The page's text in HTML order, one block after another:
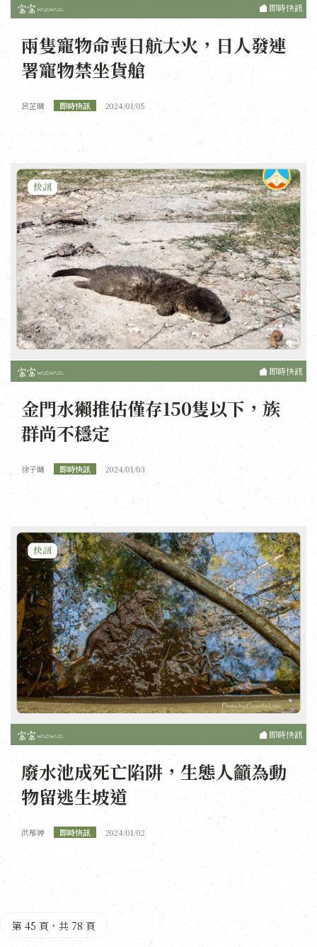
即時快訊
兩隻寵物命喪日航大火，日人發連
署寵物禁坐貨艙
呂芷晴 即時快訊 2024/01/05
即時快訊
金門水獺推估僅存150隻以下，族
群尚不穩定
徐子晴 即時快訊 2024/01/03
即時快訊
廢水池成死亡陷阱，生態人籲為動
物留逃生坡道
洪郁婷 即時快訊 2024/01/02
第 45 頁，共 78 頁